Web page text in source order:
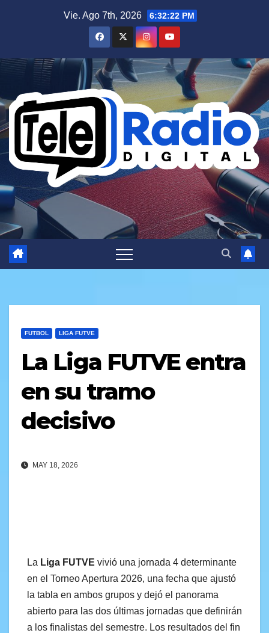
Vie. Ago 7th, 2026 6:32:22 PM
FUTBOL LIGA FUTVE
La Liga FUTVE entra
en su tramo
decisivo
MAY 18, 2026
La Liga FUTVE vivió una jornada 4 determinante
en el Torneo Apertura 2026, una fecha que ajustó
la tabla en ambos grupos y dejó el panorama
abierto para las dos últimas jornadas que definirán
a los finalistas del semestre. Los resultados del fin